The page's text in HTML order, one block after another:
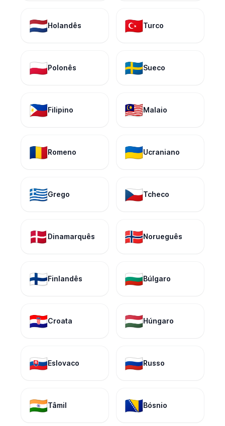
🇳🇱Holandês 🇹🇷Turco
🇵🇱Polonês 🇸🇪Sueco
🇵🇭Filipino 🇲🇾Malaio
🇷🇴Romeno 🇺🇦Ucraniano
🇬🇷Grego 🇨🇿Tcheco
🇩🇰 Dinamarquês 🇳🇴Norueguês
🇫🇮Finlandês 🇧🇬Búlgaro
🇭🇷Croata 🇭🇺Húngaro
🇸🇰Eslovaco 🇷🇺Russo
🇮🇳Tâmil 🇧🇦Bósnio